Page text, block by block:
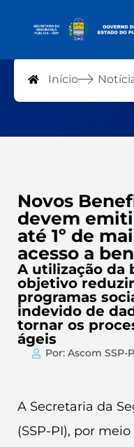
Notícias
Início
Novos
devem
até 1º de
acesso a
A utilização da
objetivo
programas
indevido de
tornar os
ágeis
Por: Ascom SSP-
A Secretaria da
(SSP-PI), por